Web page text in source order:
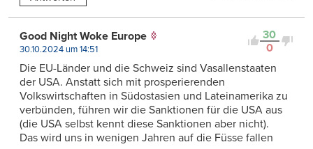
30
0
Good Night Woke Europe
30.10.2024 um 14:51
Die EU-Länder und die Schweiz sind Vasallenstaaten
der USA. Anstatt sich mit prosperierenden
Volkswirtschaften in Südostasien und Lateinamerika zu
verbünden, führen wir die Sanktionen für die USA aus
(die USA selbst kennt diese Sanktionen aber nicht).
Das wird uns in wenigen Jahren auf die Füsse fallen